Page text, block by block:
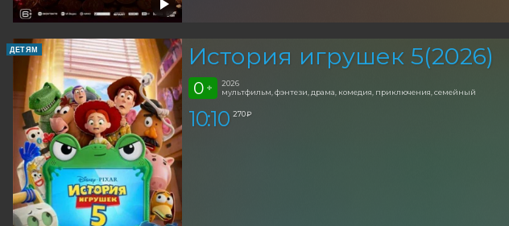
ДЕТЯМ История игрушек 5(2026)
0 +
2026
мультфильм, фэнтези, драма, комедия, приключения, семейный
10:10 270 ₽